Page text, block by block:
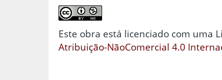
Este obra está licenciado com uma
Atribuição-NãoComercial 4.0